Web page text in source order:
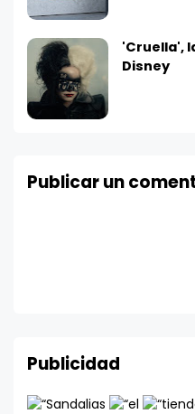
'Cruella',
Disney
Publicar un
Publicidad